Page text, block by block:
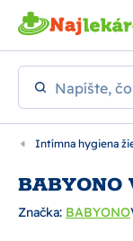
Preskočiť na hlavný
Napíšte,
Intímna hygiena
BABYONO
Značka: BABYONO